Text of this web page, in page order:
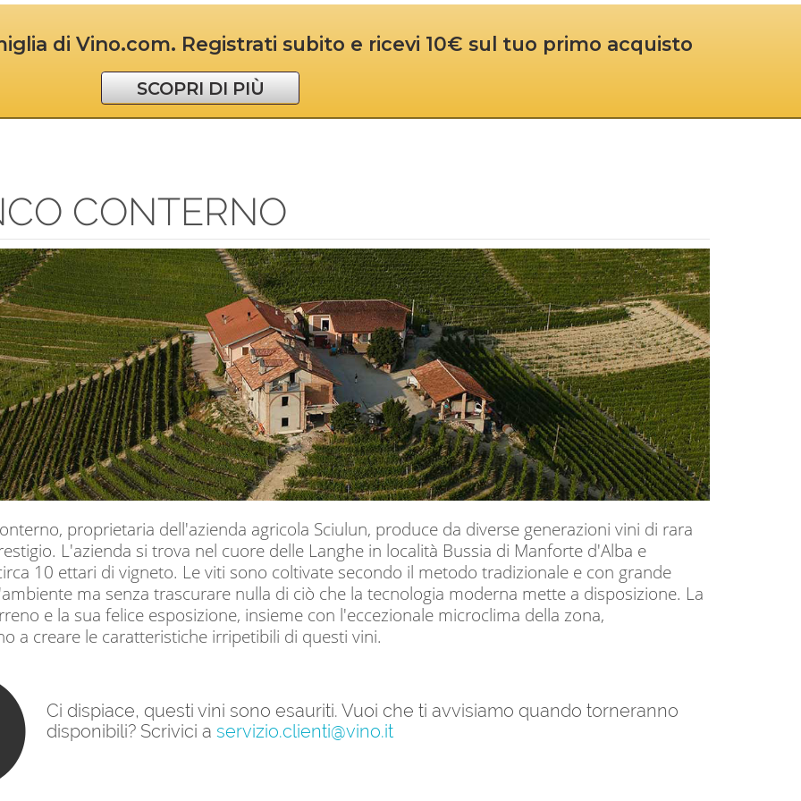
di Vino.com. Registrati subito e ricevi 10€ sul tuo primo acquisto
SCOPRI DI PIÙ
CONTERNO
proprietaria dell'azienda agricola Sciulun, produce da diverse generazioni vini di rara
L'azienda si trova nel cuore delle Langhe in località Bussia di Manforte d'Alba e
10 ettari di vigneto. Le viti sono coltivate secondo il metodo tradizionale e con grande
ma senza trascurare nulla di ciò che la tecnologia moderna mette a disposizione. La
e la sua felice esposizione, insieme con l'eccezionale microclima della zona,
a creare le caratteristiche irripetibili di questi vini.
Ci dispiace, questi vini sono esauriti. Vuoi che ti avvisiamo quando torneranno
disponibili? Scrivici a servizio.clienti@vino.it